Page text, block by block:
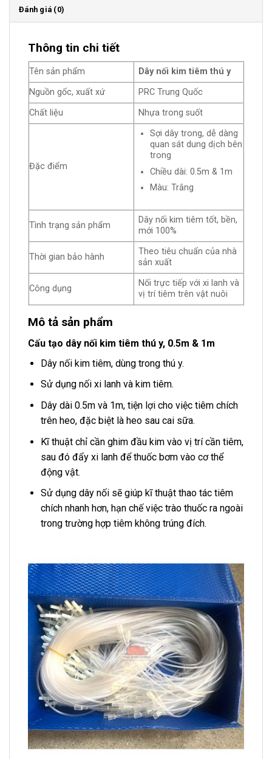
Đánh giá (0)
Thông tin chi tiết
Tên sản phẩm
Dây nối kim tiêm thú y
Nguồn gốc, xuất xứ
PRC Trung Quốc
Chất liệu
Nhựa trong suốt
Đặc điểm
Sợi dây trong, dễ dàng
quan sát dung dịch bên
trong
Chiều dài: 0.5m & 1m
Màu: Trắng
Tình trạng sản phẩm
Dây nối kim tiêm tốt, bền,
mới 100%
Thời gian bảo hành
Theo tiêu chuẩn của nhà
sản xuất
Công dụng
Nối trực tiếp với xi lanh và
vị trí tiêm trên vật nuôi
Mô tả sản phẩm
Cấu tạo dây nối kim tiêm thú y, 0.5m & 1m
Dây nối kim tiêm, dùng trong thú y.
Sử dụng nối xi lanh và kim tiêm.
Dây dài 0.5m và 1m, tiện lợi cho việc tiêm chích
trên heo, đặc biệt là heo sau cai sữa.
Kĩ thuật chỉ cần ghim đầu kim vào vị trí cần tiêm,
sau đó đẩy xi lanh để thuốc bơm vào cơ thể
động vật.
Sử dụng dây nối sẽ giúp kĩ thuật thao tác tiêm
chích nhanh hơn, hạn chế việc trào thuốc ra ngoài
trong trường hợp tiêm không trúng đích.